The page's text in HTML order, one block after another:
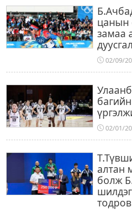
цанын
замаа
02/09/
02/01/
алтан
болж